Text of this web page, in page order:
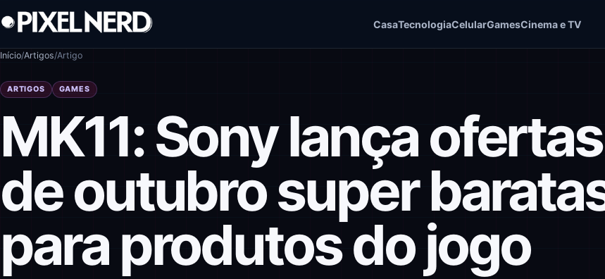
Pular para o conteúdo
CasaTecnologiaCelularGamesCinema e TV
Início/Artigos/Artigo
ARTIGOS GAMES
MK11: Sony lança ofertas
de outubro super
para produtos do jogo